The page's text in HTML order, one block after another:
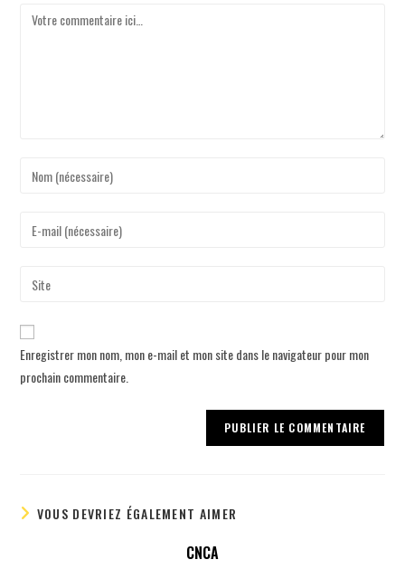
Enregistrer mon nom, mon e-mail et mon site dans le navigateur pour mon
prochain commentaire.
VOUS DEVRIEZ ÉGALEMENT AIMER
CNCA